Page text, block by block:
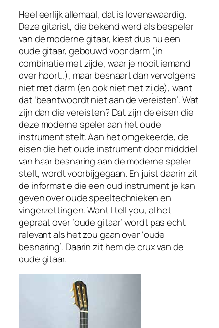
Heel eerlijk allemaal, dat is lovenswaardig.
Deze gitarist, die bekend werd als bespeler
van de moderne gitaar, kiest dus nu een
oude gitaar, gebouwd voor darm (in
combinatie met zijde, waar je nooit iemand
over hoort..), maar besnaart dan vervolgens
nietmet darm (en ook niet met zijde), want
dat ‘beantwoordt niet aan de vereisten’. Wat
zijn dan die vereisten? Dat zijn de eisen die
deze moderne speler aan het oude
instrument stelt. Aan het omgekeerde, de
eisen die het oude instrument door midddel
van haar besnaring aan de moderne speler
stelt, wordt voorbijgegaan. En juist daarin zit
de informatie die een oud instrument je kan
geven over oude speeltechnieken en
vingerzettingen. WantI tell you, al het
gepraat over ‘oude gitaar’ wordt pas echt
relevant als het zou gaan over ‘oude
besnaring’. Daarin zit hem de crux van de
oude gitaar.